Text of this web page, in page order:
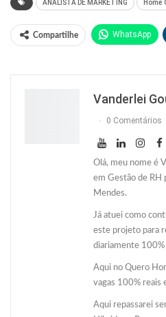
ANALISTA DE MARKETING Home
Compartilhe WhatsApp
Vanderlei
0 Comentários
Olá, meu nome é
em Gestão de RH
Mendes.
Já atuei como
este projeto para
diariamente
Aqui no Quero
vagas 100% reais
Aqui repassarei